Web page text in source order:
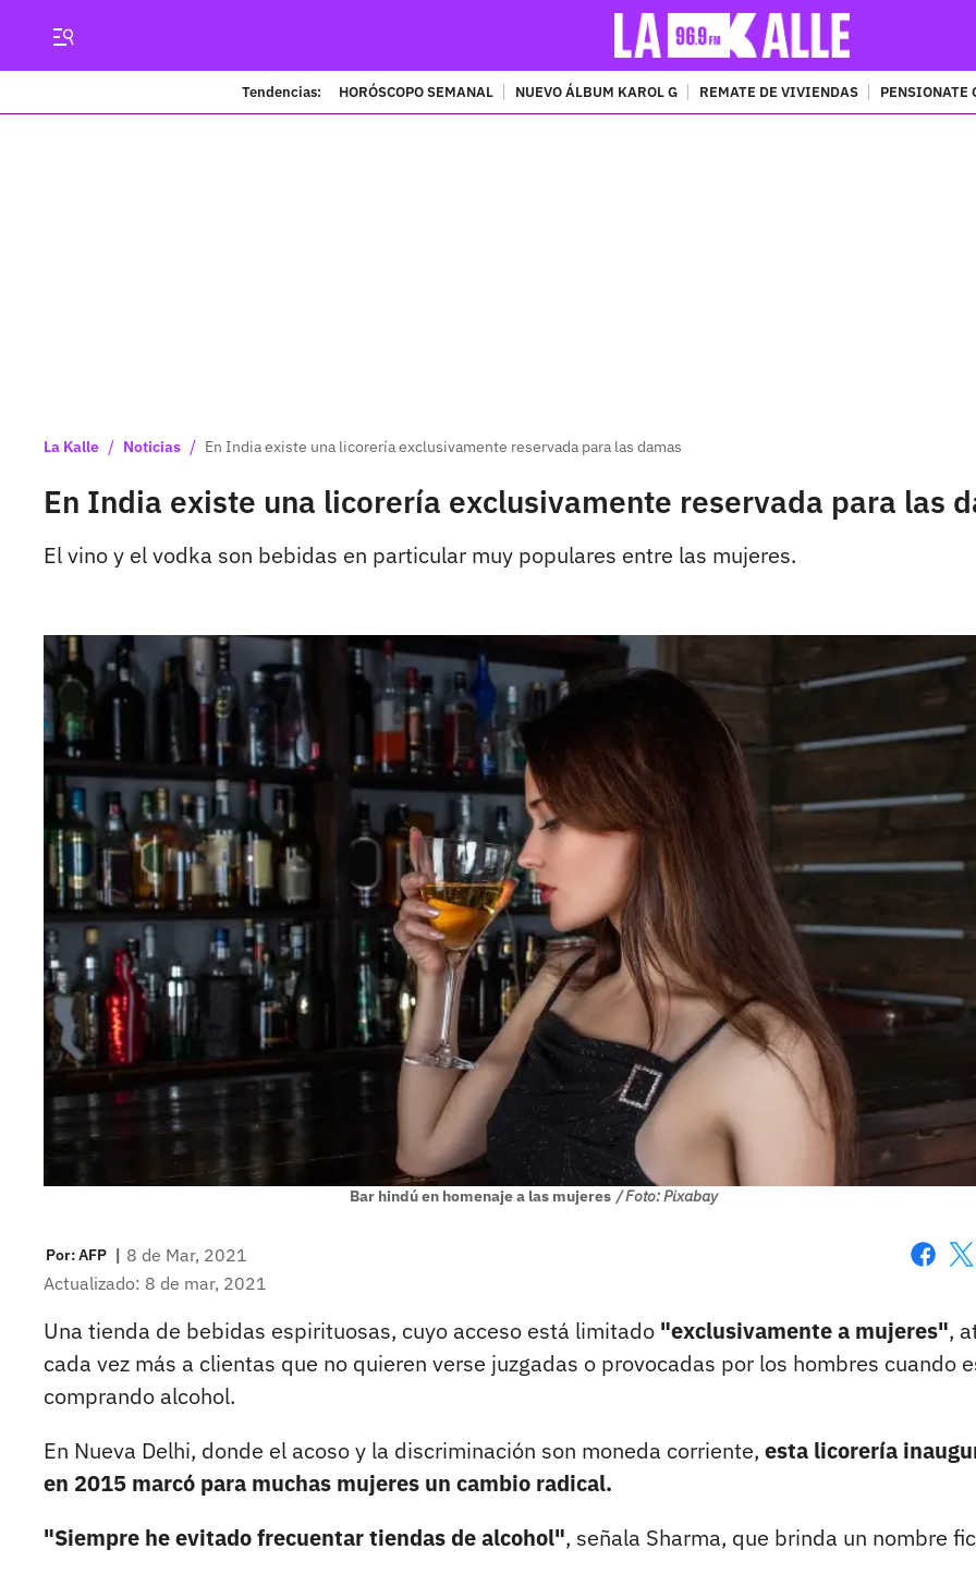
Tendencias: HORÓSCOPO SEMANAL NUEVO ÁLBUM KAROL G REMATE DE VIVIENDAS PENSIONATE
La Kalle / Noticias / En India existe una licorería exclusivamente reservada para las damas
En India existe una licorería exclusivamente reservada para las
El vino y el vodka son bebidas en particular muy populares entre las mujeres.
Bar hindú en homenaje a las mujeres / Foto: Pixabay
Por:AFP | 8 de Mar, 2021
Actualizado: 8 de mar, 2021
Una tienda de bebidas espirituosas, cuyo acceso está limitado "exclusivamente a mujeres",
cada vez más a clientas que no quieren verse juzgadas o provocadas por los hombres cuando
comprando alcohol.
En Nueva Delhi, donde el acoso y la discriminación son moneda corriente, esta licorería
en 2015 marcó para muchas mujeres un cambio radical.
"Siempre he evitado frecuentar tiendas de alcohol", señala Sharma, que brinda un nombre